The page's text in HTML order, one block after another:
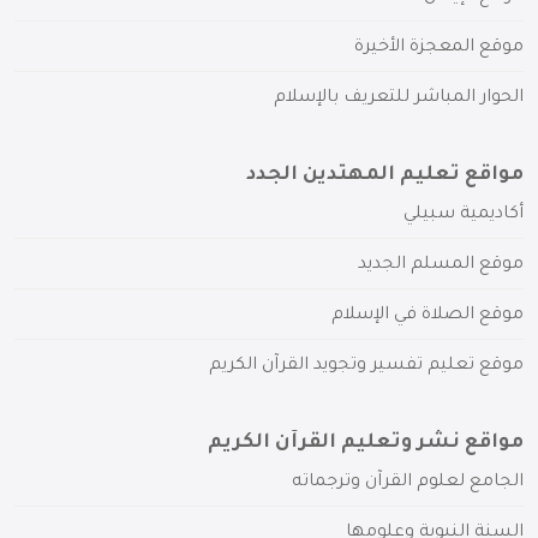
موقع المعجزة الأخيرة
الحوار المباشر للتعريف بالإسلام
مواقع تعليم المهتدين الجدد
أكاديمية سبيلي
موقع المسلم الجديد
موقع الصلاة في الإسلام
موقع تعليم تفسير وتجويد القرآن الكريم
مواقع نشر وتعليم القرآن الكريم
الجامع لعلوم القرآن وترجماته
السنة النبوية وعلومها